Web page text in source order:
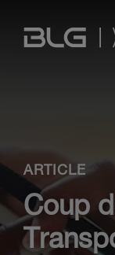
Links
ARTICLE
Coup